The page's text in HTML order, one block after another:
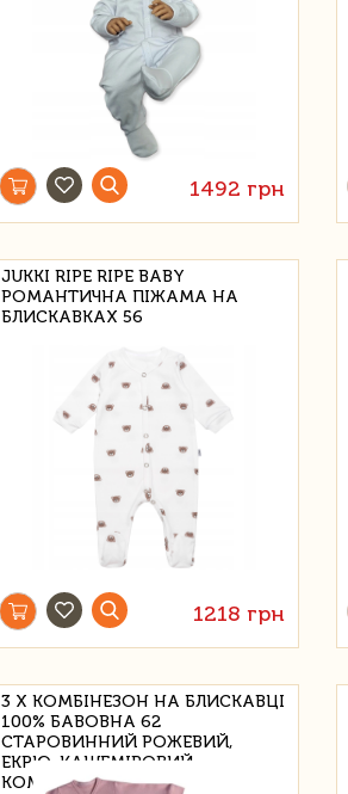
1492 грн
JUKKI RIPE RIPE BABY
РОМАНТИЧНА ПІЖАМА НА
БЛИСКАВКАХ 56
1218 грн
3 Х КОМБІНЕЗОН НА БЛИСКАВЦІ
100% БАВОВНА 62
СТАРОВИННИЙ РОЖЕВИЙ,
ЕКРЮ, КАШЕМІРОВИЙ
КОМБІНЕЗОН